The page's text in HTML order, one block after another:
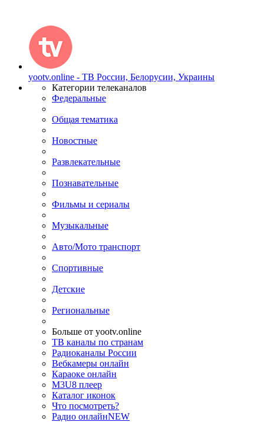
yootv.online - ТВ России, Белорусии, Украины
Категории телеканалов
Федеральные
Общая тематика
Новостные
Развлекательные
Познавательные
Фильмы и сериалы
Музыкальные
Авто/Мото транспорт
Спортивные
Детские
Региональные
Больше от yootv.online
ТВ каналы по странам
Радиоканалы России
Вебкамеры онлайн
Караоке онлайн
M3U8 плеер
Каталог иконок
Что посмотреть?
Радио онлайнNEW